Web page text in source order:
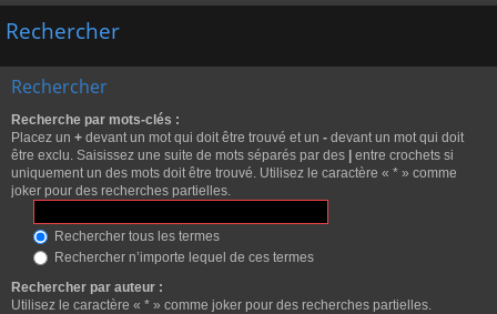
Rechercher
Rechercher
Recherche par mots-clés :
Placez un + devant un mot qui doit être trouvé et un - devant un mot qui doit
être exclu. Saisissez une suite de mots séparés par des | entre crochets si
uniquement un des mots doit être trouvé. Utilisez le caractère « * » comme
joker pour des recherches partielles.
Rechercher tous les termes
Rechercher n’importe lequel de ces termes
Rechercher par auteur :
Utilisez le caractère « * » comme joker pour des recherches partielles.